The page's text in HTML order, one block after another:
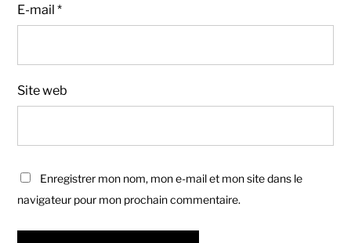
E-mail*
Site web
Enregistrer mon nom, mon e-mail et mon site dans le
navigateur pour mon prochain commentaire.